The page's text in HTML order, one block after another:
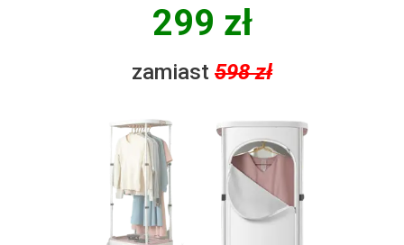
299 zł
zamiast 598 zł